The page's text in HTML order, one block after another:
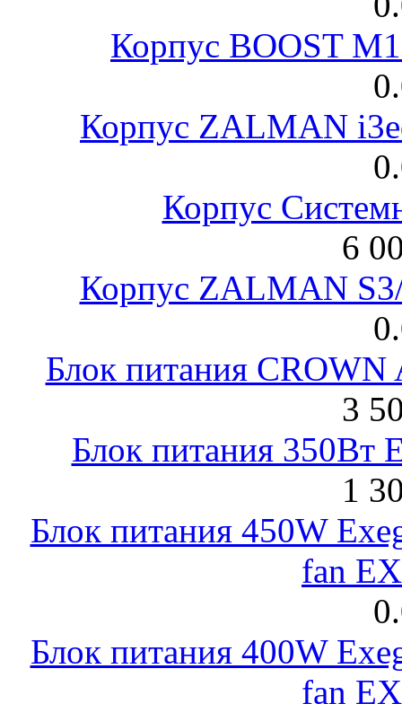
Корпус BOOST
Корпус ZALMAN
Корпус
6
Корпус ZALMAN
Блок питания
3
Блок питания 350Вт
1
Блок питания 450W
fan
Блок питания 400W
fan